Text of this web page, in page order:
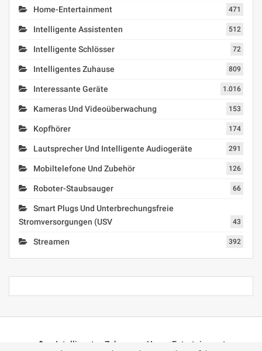
Home-Entertainment 471
Intelligente Assistenten 512
Intelligente Schlösser 72
Intelligentes Zuhause 809
Interessante Geräte 1.016
Kameras Und Videoüberwachung 153
Kopfhörer 174
Lautsprecher Und Intelligente Audiogeräte 291
Mobiltelefone Und Zubehör 126
Roboter-Staubsauger 66
Smart Plugs Und Unterbrechungsfreie
Stromversorgungen (USV
43
Streamen 392
Intelligentes Zuhause Home-Entertainment